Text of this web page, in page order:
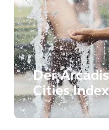
Der
Cities